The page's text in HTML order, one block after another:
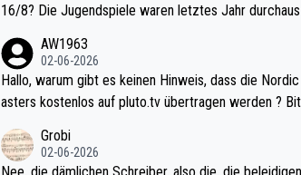
16/8? Die Jugendspiele waren letztes Jahr durchaus sehr kur
l. Allerdings ist Mitchell Lawrie als Nummer 1 der Welt eh quali
fiziert. Somit ändert die automatische Qualifikation
eisters erstmal nichts. Ich denke sie wollen damit für nächste
d wohl wenig WDF Turniere spielen. Dies war bei
etztes Jahr der Fall. Er musste als amtierender
AW1963
02-06-2026
Hallo, warum gibt es keinen Hinweis, dass die Nordic Darts M
asters kostenlos auf pluto.tv übertragen werden ?
Grobi
02-06-2026